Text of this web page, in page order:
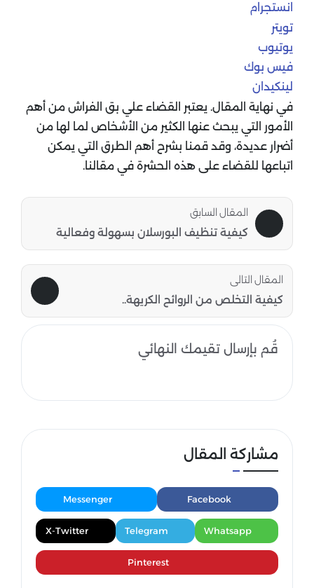
انستجرام
تويتر
يوتيوب
فيس بوك
لينكيدان
في نهاية المقال. يعتبر القضاء علي بق الفراش من أهم
الأمور التي يبحث عنها الكثير من الأشخاص لما لها من
أضرار عديدة، وقد قمنا بشرح أهم الطرق التي يمكن
اتباعها للقضاء على هذه الحشرة في مقالنا.
المقال السابق
كيفية تنظيف البورسلان بسهولة وفعالية
المقال التالى
كيفية التخلص من الروائح الكريهة..
قُم بإرسال تقيمك النهائي
مشاركة المقال
Facebook
Messenger
Whatsapp
Telegram
X-Twitter
Pinterest